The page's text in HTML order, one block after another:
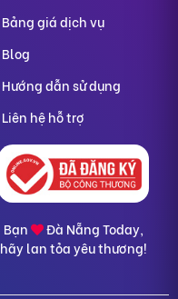
Bảng giá dịch vụ
Blog
Hướng dẫn sử dụng
Liên hệ hỗ trợ
Bạn
Đà Nẵng Today,
hãy lan tỏa yêu thương!